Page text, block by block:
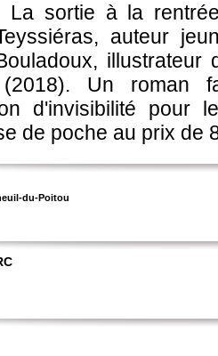
La sortie à la
auteur
illustrateur
Un roman
d'invisibilité pour
de poche au prix de
du-Poitou